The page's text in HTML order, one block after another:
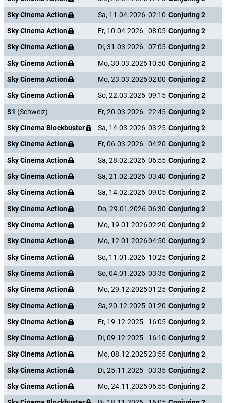
Sky Cinema Action
Sa, 11.04.2026 02:10 Conjuring 2
Sky Cinema Action
Fr, 10.04.2026 08:05 Conjuring 2
Sky Cinema Action
Di, 31.03.2026 07:05 Conjuring 2
Sky Cinema Action
Mo, 30.03.202610:50 Conjuring 2
Sky Cinema Action
Mo, 23.03.202602:00 Conjuring 2
Sky Cinema Action
So, 22.03.2026 09:15 Conjuring 2
S1 (Schweiz) Fr, 20.03.2026 22:45 Conjuring 2
Sky Cinema Blockbuster
Sa, 14.03.2026 03:25 Conjuring 2
Sky Cinema Action
Fr, 06.03.2026 04:20 Conjuring 2
Sky Cinema Action
Sa, 28.02.2026 06:55 Conjuring 2
Sky Cinema Action
Sa, 21.02.2026 03:40 Conjuring 2
Sky Cinema Action
Sa, 14.02.2026 09:05 Conjuring 2
Sky Cinema Action
Do, 29.01.2026 06:30 Conjuring 2
Sky Cinema Action
Mo, 19.01.202602:20 Conjuring 2
Sky Cinema Action
Mo, 12.01.202604:50 Conjuring 2
Sky Cinema Action
So, 11.01.2026 10:25 Conjuring 2
Sky Cinema Action
So, 04.01.2026 03:35 Conjuring 2
Sky Cinema Action
Mo, 29.12.202501:25 Conjuring 2
Sky Cinema Action
Sa, 20.12.2025 01:20 Conjuring 2
Sky Cinema Action
Fr, 19.12.2025 16:05 Conjuring 2
Sky Cinema Action
Di, 09.12.2025 16:10 Conjuring 2
Sky Cinema Action
Mo, 08.12.202523:55 Conjuring 2
Sky Cinema Action
Di, 25.11.2025 03:35 Conjuring 2
Sky Cinema Action
Mo, 24.11.202506:55 Conjuring 2